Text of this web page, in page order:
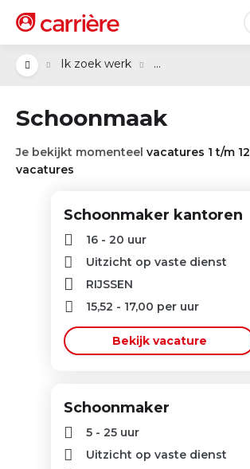
Ik zoek werk ...
Schoonmaak
Je bekijkt momenteel vacatures 1 t/m 12
vacatures
Schoonmaker kantoren
16 - 20 uur
Uitzicht op vaste dienst
RIJSSEN
15,52 - 17,00 per uur
Bekijk vacature
Schoonmaker
5 - 25 uur
Uitzicht op vaste dienst